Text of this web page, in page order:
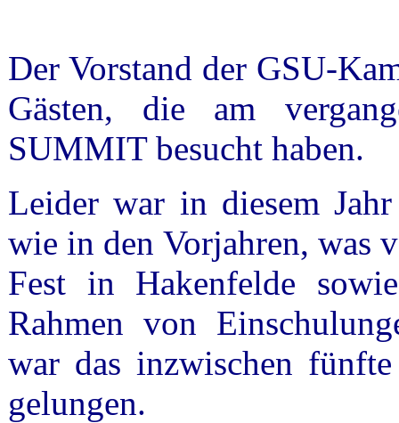
Der Vorstand der GSU-
Gästen, die am
SUMMIT besucht haben.
Leider war in diesem
wie in den Vorjahren, was
Fest in Hakenfelde
Rahmen von
war das inzwischen
gelungen.